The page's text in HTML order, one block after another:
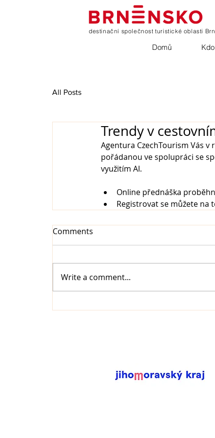
destinační společnost turistické oblasti
Domů
All Posts
Trendy v
Agentura CzechTourism Vás
pořádanou ve spolupráci se
využitím AI.
Online přednáška
Registrovat se můžete na
Comments
Write a comment...